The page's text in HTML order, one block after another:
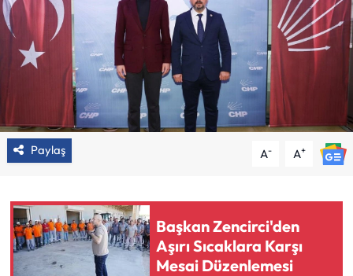
Paylaş A- A+
Başkan Zencirci'den
Aşırı Sıcaklara Karşı
Mesai Düzenlemesi